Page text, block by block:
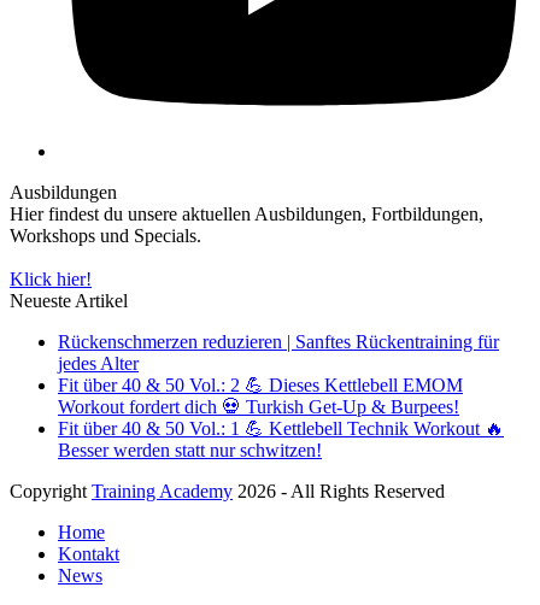
Ausbildungen
Hier findest du unsere aktuellen Ausbildungen, Fortbildungen,
Workshops und Specials.
Klick hier!
Neueste Artikel
Rückenschmerzen reduzieren | Sanftes Rückentraining für
jedes Alter
Fit über 40 & 50 Vol.: 2 💪 Dieses Kettlebell EMOM
Workout fordert dich 💀 Turkish Get-Up & Burpees!
Fit über 40 & 50 Vol.: 1 💪 Kettlebell Technik Workout 🔥
Besser werden statt nur schwitzen!
Copyright Training Academy 2026 - All Rights Reserved
Home
Kontakt
News